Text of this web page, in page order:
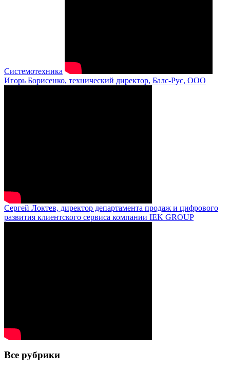
Системотехника
Игорь Борисенко, технический директор, Балс-Рус, ООО
Сергей Локтев, директор департамента продаж и цифрового
развития клиентского сервиса компании IEK GROUP
Все рубрики